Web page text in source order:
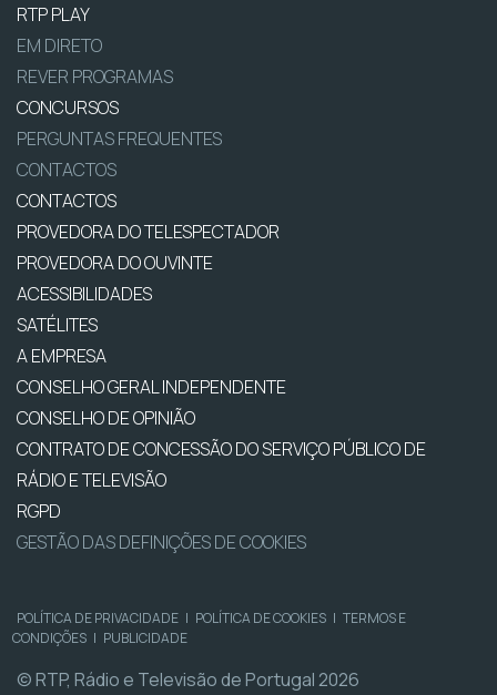
RTP PLAY
EM DIRETO
REVER PROGRAMAS
CONCURSOS
PERGUNTAS FREQUENTES
CONTACTOS
CONTACTOS
PROVEDORA DO TELESPECTADOR
PROVEDORA DO OUVINTE
ACESSIBILIDADES
SATÉLITES
A EMPRESA
CONSELHO GERAL INDEPENDENTE
CONSELHO DE OPINIÃO
CONTRATO DE CONCESSÃO DO SERVIÇO PÚBLICO DE
RÁDIO E TELEVISÃO
RGPD
GESTÃO DAS DEFINIÇÕES DE COOKIES
POLÍTICA DE PRIVACIDADE | POLÍTICA DE COOKIES | TERMOS E
CONDIÇÕES | PUBLICIDADE
© RTP, Rádio e Televisão de Portugal 2026